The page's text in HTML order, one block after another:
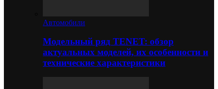
Автомобили
Модельный ряд TENET: обзор
актуальных моделей, их особенности и
технические характеристики